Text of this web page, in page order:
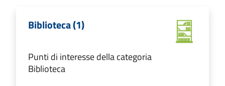
Biblioteca (1)
Punti di interesse della categoria
Biblioteca